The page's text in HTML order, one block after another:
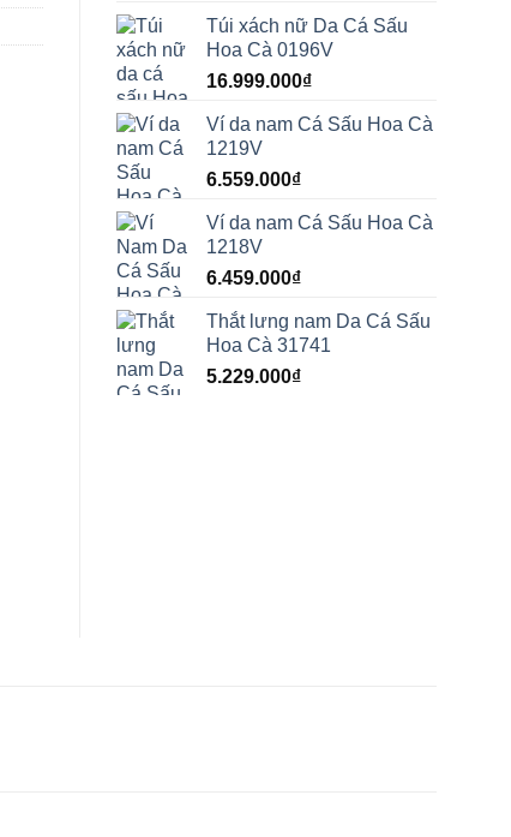
Túi xách nữ Da Cá Sấu
Hoa Cà 0196V
16.999.000₫
Ví da nam Cá Sấu Hoa Cà
1219V
6.559.000₫
Ví da nam Cá Sấu Hoa Cà
1218V
6.459.000₫
Thắt lưng nam Da Cá Sấu
Hoa Cà 31741
5.229.000₫